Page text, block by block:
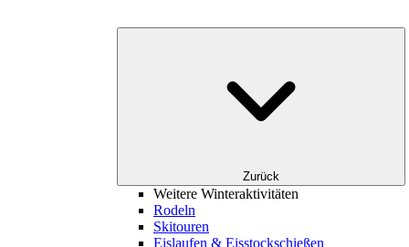
Zurück
Weitere Winteraktivitäten
Rodeln
Skitouren
Eislaufen & Eisstockschießen